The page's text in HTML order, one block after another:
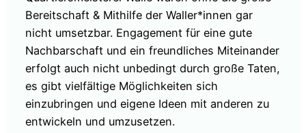
Bereitschaft & Mithilfe der Waller*innen gar
nicht umsetzbar. Engagement für eine gute
Nachbarschaft und ein freundliches Miteinander
erfolgt auch nicht unbedingt durch große Taten,
es gibt vielfältige Möglichkeiten sich
einzubringen und eigene Ideen mit anderen zu
entwickeln und umzusetzen.